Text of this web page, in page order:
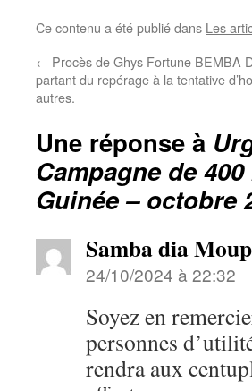
Ce contenu a été publié dans Les
← Procès de Ghys Fortune BEMBA
partant du repérage à la tentative
autres.
Une réponse à
Campagne de
Guinée – octobre
Samba dia
24/10/2024 à 22:32
Soyez en
personnes
rendra aux